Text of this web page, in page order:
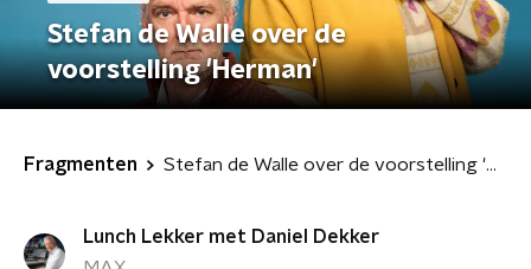
Stefan de Walle over de
voorstelling 'Herman'
Fragmenten Stefan de Walle over de voorstelling 'Herman'
Lunch Lekker met Daniel Dekker